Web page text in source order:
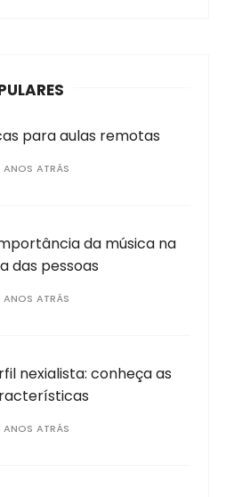
para aulas remotas
ANOS ATRÁS
da música na
das pessoas
ANOS ATRÁS
nexialista: conheça as
ANOS ATRÁS